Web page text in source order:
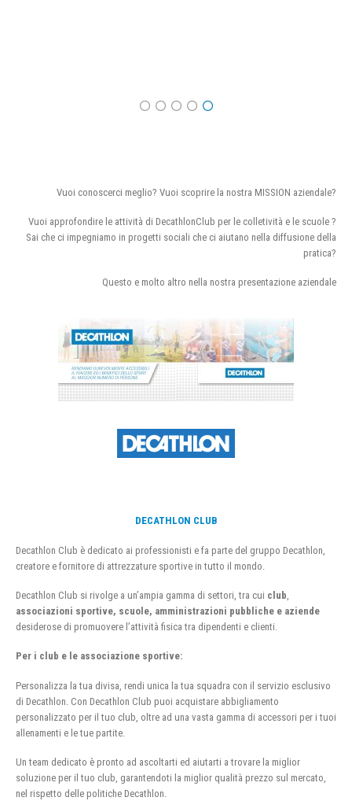
Vuoi conoscerci meglio? Vuoi scoprire la nostra MISSION aziendale?
Vuoi approfondire le attività di DecathlonClub per le colletività e le scuole ?
Sai che ci impegniamo in progetti sociali che ci aiutano nella diffusione della
pratica?
Questo e molto altro nella nostra presentazione aziendale
DECATHLON CLUB
Decathlon Club è dedicato ai professionisti e fa parte del gruppo Decathlon,
creatore e fornitore di attrezzature sportive in tutto il mondo.
Decathlon Club si rivolge a un’ampia gamma di settori, tra cui club
associazioni sportive, scuole, amministrazioni pubbliche e aziende
desiderose di promuovere l’attività fisica tra dipendenti e clienti.
Per i club e le associazione sportive:
Personalizza la tua divisa, rendi unica la tua squadra con il servizio esclusivo
di Decathlon. Con Decathlon Club puoi acquistare abbigliamento
personalizzato per il tuo club, oltre ad una vasta gamma di accessori per i tuoi
allenamenti e le tue partite.
Un team dedicato è pronto ad ascoltarti ed aiutarti a trovare la miglior
soluzione per il tuo club, garantendoti la miglior qualità prezzo sul mercato,
nel rispetto delle politiche Decathlon.